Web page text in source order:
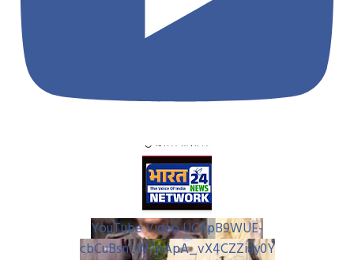
YouTube Video UC4pB9WUE-
cbCuBsnLW7pApA_vX4CZZiay0Y